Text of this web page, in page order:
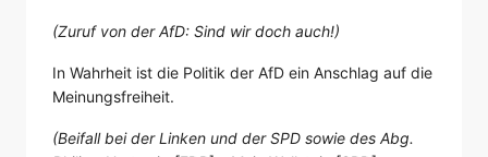
(Zuruf von der AfD: Sind wir doch auch!)
In Wahrheit ist die Politik der AfD ein Anschlag auf die
Meinungsfreiheit.
(Beifall bei der Linken und der SPD sowie des Abg.